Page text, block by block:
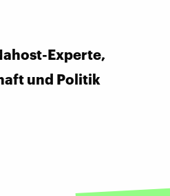
Experte,
und Politik